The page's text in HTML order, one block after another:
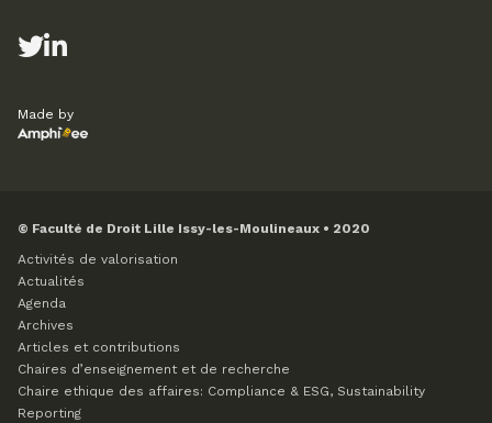
Made by
© Faculté de Droit Lille Issy-les-Moulineaux • 2020
Activités de valorisation
Actualités
Agenda
Archives
Articles et contributions
Chaires d’enseignement et de recherche
Chaire ethique des affaires: Compliance & ESG, Sustainability
Reporting